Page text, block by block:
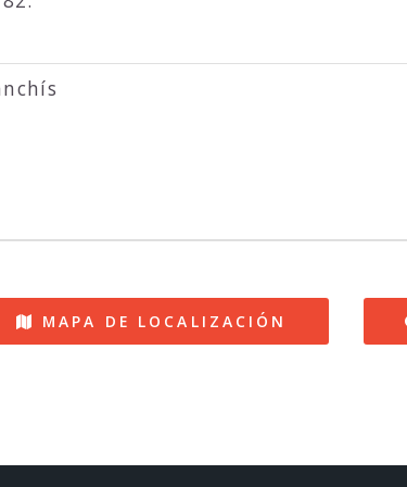
MAPA DE LOCALIZACIÓN